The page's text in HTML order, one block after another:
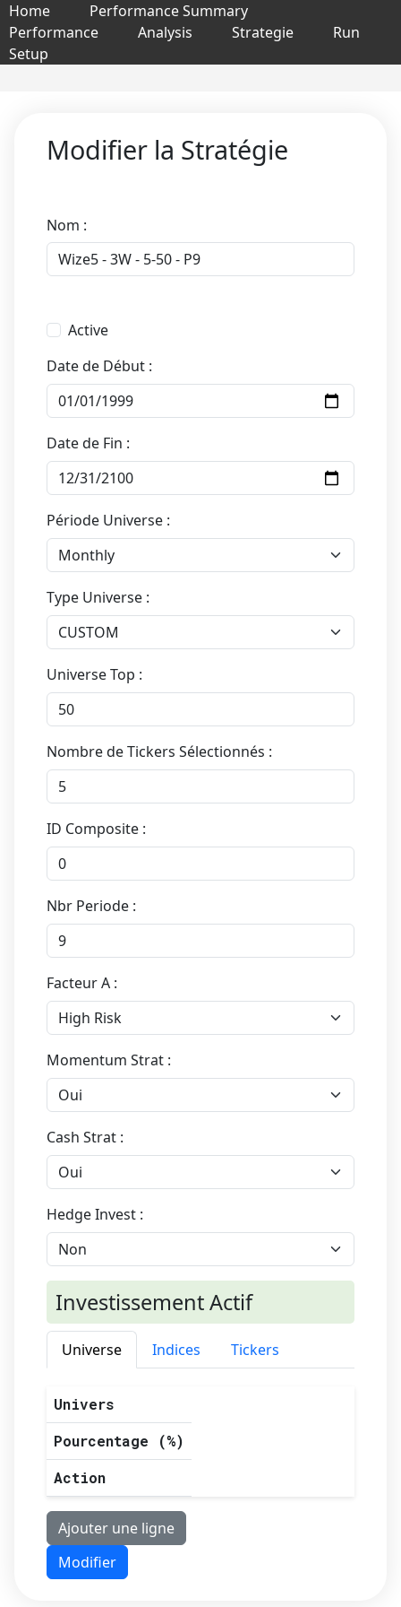
Home
Performance Summary
Performance
Analysis Strategie
Run
Setup
Modifier la Stratégie
Nom :
Active
Date de Début :
Date de Fin :
Période Universe :
Type Universe :
Universe Top :
Nombre de Tickers Sélectionnés :
ID Composite :
Nbr Periode :
Facteur A :
Momentum Strat :
Cash Strat :
Hedge Invest :
Investissement Actif
Universe Indices Tickers
Univers
Pourcentage (%)
Action
Ajouter une ligne
Modifier